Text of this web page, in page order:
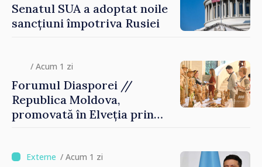
Senatul SUA a adoptat noile
sancțiuni împotriva Rusiei
/ Acum 1 zi
Forumul Diasporei //
Republica Moldova,
promovată în Elveția prin
/ Acum 1 zi